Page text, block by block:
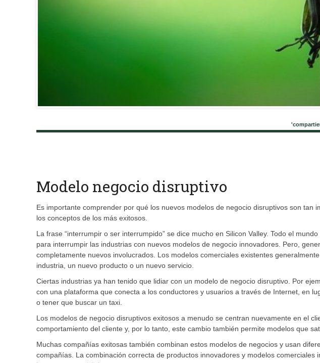
Modelo negocio disruptivo
Es importante comprender por qué los nuevos modelos de negocio disruptivos son tan
los conceptos de los más exitosos.
La frase “interrumpir o ser interrumpido” se dice mucho en Silicon Valley. Todo el
para interrumpir las industrias con nuevos modelos de negocio innovadores. Pero,
completamente nuevos involucrados. Los modelos comerciales existentes
industria, un nuevo producto o un nuevo servicio.
Ciertas industrias ya han tenido que lidiar con un modelo de negocio disruptivo. Por
con una plataforma que conecta a los conductores y usuarios a través de Internet, en
o tener que buscar un taxi.
Los modelos de negocio disruptivos exitosos a menudo se centran nuevamente en el
comportamiento del cliente y, por lo tanto, este cambio también permite modelos que
Muchas compañías exitosas también combinan estos modelos de negocios y usan
compañías. La combinación correcta de productos innovadores y modelos comerciales